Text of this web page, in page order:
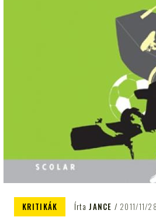
KRITIKÁK ÍrtaJANCE 2011/11/28